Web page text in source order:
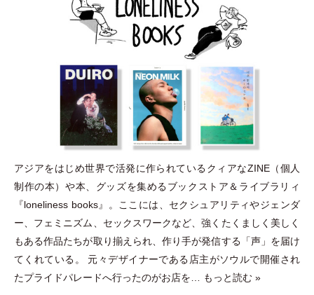
アジアをはじめ世界で活発に作られているクィアなZINE（個人
制作の本） や本、グッズを集めるブックストア＆ライブラリィ
『loneliness books』。ここには、セクシュアリティやジェンダ
ー、フェミニズム、セックスワークなど、強くたくましく美しく
もある作品たちが取り揃えられ、作り手が発信する 「声」 を届け
てくれている。 元々デザイナーである店主がソウルで開催され
たプライドパレードへ行ったのがお店を… もっと読む »